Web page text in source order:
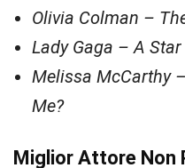
Olivia Colman –
Lady Gaga – A
Melissa McCarthy
Me?
Miglior Attore Non